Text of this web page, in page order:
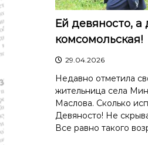
Ей девяносто, а
комсомольская!
29.04.2026
Недавно отметила
жительница села
Маслова. Сколько
Девяносто! Не
Все равно такого